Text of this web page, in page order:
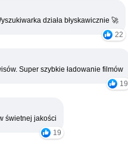
działa błyskawicznie 🚀
22
Super szybkie ładowanie filmów
19
świetnej jakości
19